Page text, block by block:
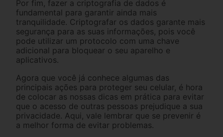
Por fim, fazer a criptografia de dados é
fundamental para garantir ainda mais
tranquilidade. Criptografar os dados garante mais
segurança para as suas informações, pois você
pode utilizar um protocolo com uma chave
adicional para bloquear o seu aparelho e
aplicativos.
Agora que você já conhece algumas das
principais ações para proteger seu celular, é hora
de colocar as nossas dicas em prática para evitar
que o acesso de outras pessoas prejudique a sua
privacidade. Aqui, vale lembrar que se prevenir é
a melhor forma de evitar problemas.